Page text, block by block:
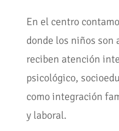
En el centro
donde los niños son
reciben atención
psicológico,
como integración
y laboral.